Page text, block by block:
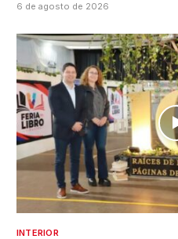
6 de agosto de 2026
INTERIOR